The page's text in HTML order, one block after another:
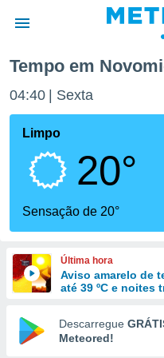
da
foi
fornecidas
a este
das
e
forma
digital
Tempo em
04:40 Sexta
Limpo
20°
Sensação de 20°
Última hora
Aviso amarelo de
até 39 ºC e noites
Descarregue
Meteored!